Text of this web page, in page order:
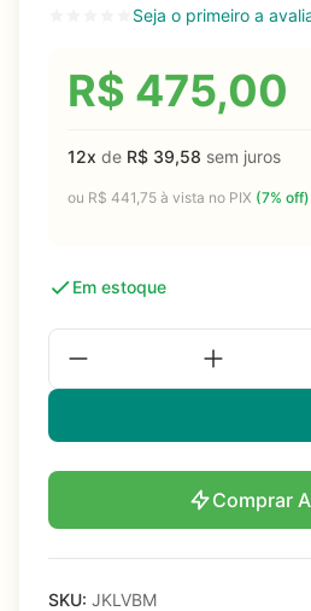
Seja o primeiro a
R$ 475,00
12x de R$ 39,58 sem juros
ou R$ 441,75 à vista no PIX (7% off)
Em estoque
Comprar
SKU: JKLVBM